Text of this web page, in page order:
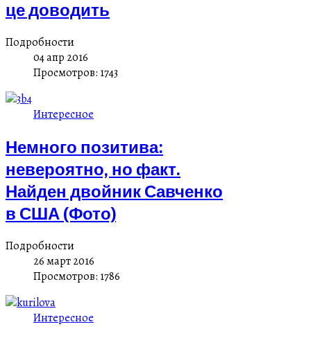
це доводить
Подробности
04 апр 2016
Просмотров: 1743
Интересное
Немного позитива:
невероятно, но факт.
Найден двойник Савченко
в США (Фото)
Подробности
26 март 2016
Просмотров: 1786
Интересное